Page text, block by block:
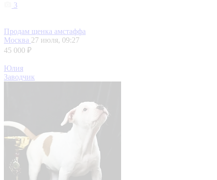
3
Продам щенка амстаффа
Москва 27 июля, 09:27
45 000 ₽
Юлия
Заводчик